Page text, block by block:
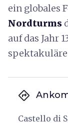
ein globales
Nordturms
auf das Jahr
spektakuläre
directions
Castello di